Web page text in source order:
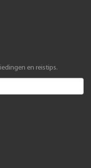
en reistips.